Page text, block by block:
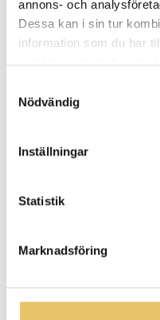
annons- och
Dessa kan i sin tur
information som du har
samlat in när du har
Nödvändig
Inställningar
Statistik
Marknadsföring
Hur många
Kan man
med på